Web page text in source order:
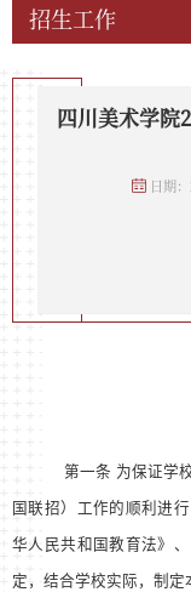
招生工作
四川美术学院
日期
第一条 为保证学
国联招）工作的顺利进
华人民共和国教育法》
定，结合学校实际，制定